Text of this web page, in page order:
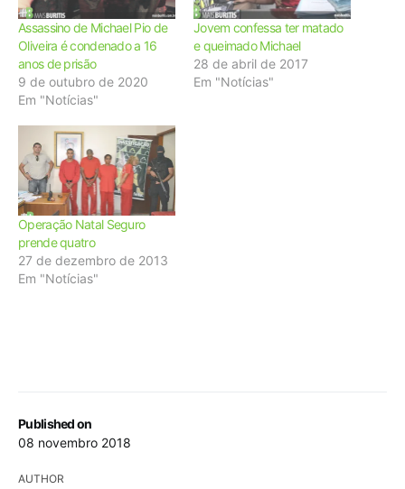
Published on
08 novembro 2018
AUTHOR
Assassino de Michael Pio de
Oliveira é condenado a 16
anos de prisão
9 de outubro de 2020
Em "Notícias"
Jovem confessa ter matado
e queimado Michael
28 de abril de 2017
Em "Notícias"
Operação Natal Seguro
prende quatro
27 de dezembro de 2013
Em "Notícias"